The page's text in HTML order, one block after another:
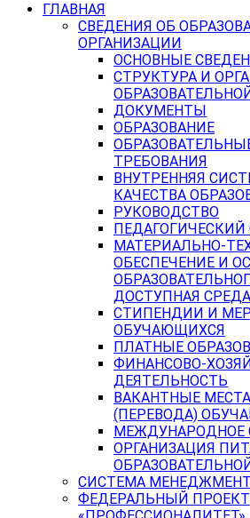
ГЛАВНАЯ
СВЕДЕНИЯ ОБ
ОРГАНИЗАЦИИ
ОСНОВНЫЕ
СТРУКТУРА И
ДОКУМЕНТЫ
ОБРАЗОВАНИЕ
ТРЕБОВАНИЯ
ВНУТРЕННЯЯ
КАЧЕСТВА
РУКОВОДСТВО
ПЕДАГОГИЧЕСКИЙ
МАТЕРИАЛЬНО-
ОБЕСПЕЧЕНИЕ И
ДОСТУПНАЯ СРЕДА
СТИПЕНДИИ И
ОБУЧАЮЩИХСЯ
ПЛАТНЫЕ
ФИНАНСОВО-
ДЕЯТЕЛЬНОСТЬ
ВАКАНТНЫЕ
(ПЕРЕВОДА)
МЕЖДУНАРОДНОЕ
ОРГАНИЗАЦИЯ
СИСТЕМА
ФЕДЕРАЛЬНЫЙ ПРОЕКТ